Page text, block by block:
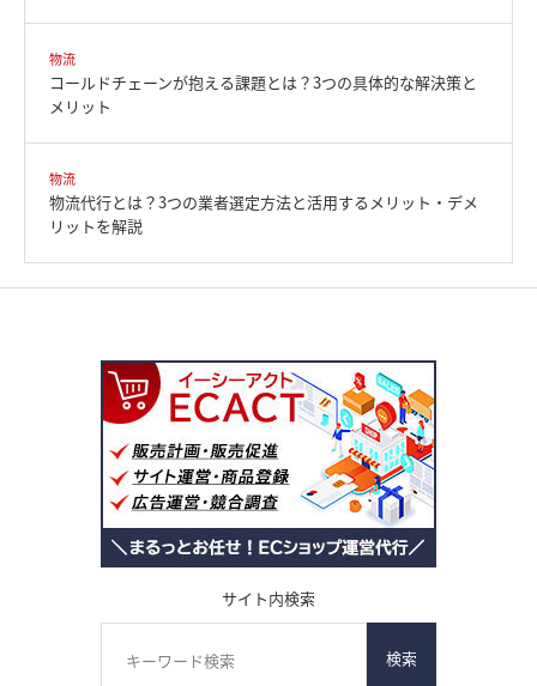
物流
コールドチェーンが抱える課題とは？3つの具体的な解決策と
メリット
物流
物流代行とは？3つの業者選定方法と活用するメリット・デメ
リットを解説
サイト内検索
検索